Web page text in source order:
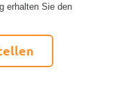
erhalten Sie den